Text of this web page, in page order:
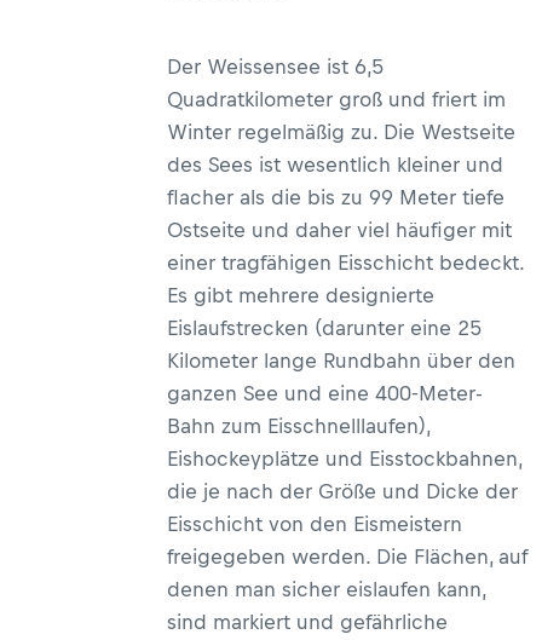
Der Weissensee ist 6,5
Quadratkilometer groß und friert im
Winter regelmäßig zu. Die Westseite
des Sees ist wesentlich kleiner und
flacher als die bis zu 99 Meter tiefe
Ostseite und daher viel häufiger mit
einer tragfähigen Eisschicht bedeckt.
Es gibt mehrere designierte
Eislaufstrecken (darunter eine 25
Kilometer lange Rundbahn über den
ganzen See und eine 400-Meter-
Bahn zum Eisschnelllaufen),
Eishockeyplätze und Eisstockbahnen,
die je nach der Größe und Dicke der
Eisschicht von den Eismeistern
freigegeben werden. Die Flächen, auf
denen man sicher eislaufen kann,
sind markiert und gefährliche